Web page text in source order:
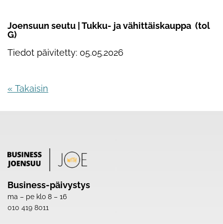
Joensuun seutu | Tukku- ja vähittäiskauppa (tol
G)
Tiedot päivitetty: 05.05.2026
« Takaisin
Business-päivystys
ma – pe klo 8 – 16
010 419 8011